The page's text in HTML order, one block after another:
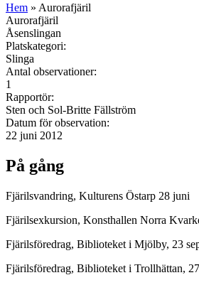
Hem » Aurorafjäril
Aurorafjäril
Åsenslingan
Platskategori:
Slinga
Antal observationer:
1
Rapportör:
Sten och Sol-Britte Fällström
Datum för observation:
22 juni 2012
På gång
Fjärilsvandring, Kulturens Östarp 28 juni
Fjärilsexkursion, Konsthallen Norra
Fjärilsföredrag, Biblioteket i Mjölby, 23
Fjärilsföredrag, Biblioteket i Trollhättan,